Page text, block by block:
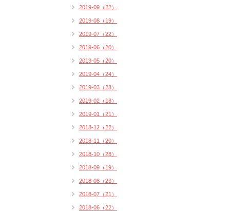
2019-09（22）
2019-08（19）
2019-07（22）
2019-06（20）
2019-05（20）
2019-04（24）
2019-03（23）
2019-02（18）
2019-01（21）
2018-12（22）
2018-11（20）
2018-10（28）
2018-09（19）
2018-08（23）
2018-07（21）
2018-06（22）